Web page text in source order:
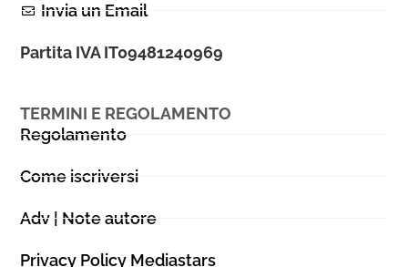
Invia un Email
Partita IVA IT09481240969
TERMINI E REGOLAMENTO
Regolamento
Come iscriversi
Adv | Note autore
Privacy Policy Mediastars